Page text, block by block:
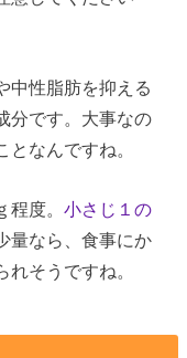
中性脂肪を抑える
分です。大事なの
なんですね。
程度。小さじ１の
量なら、食事にか
そうですね。